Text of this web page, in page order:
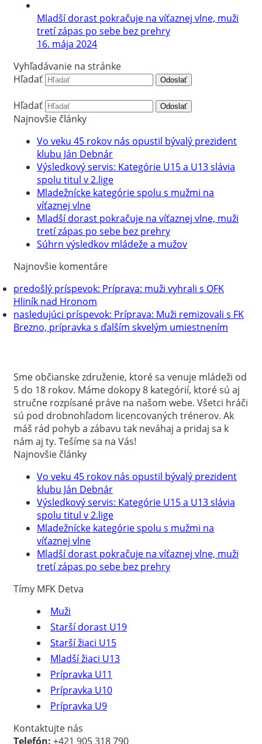
Mladší dorast pokračuje na víťaznej vlne, muži
tretí zápas po sebe bez prehry
16. mája 2024
Vyhľadávanie na stránke
Hľadať
Odoslať
Hľadať Odoslať
Najnovšie články
Vo veku 45 rokov nás opustil bývalý prezident
klubu Ján Debnár
Výsledkový servis: Kategórie U15 a U13 slávia
spolu titul v 2.lige
Mladežnícke kategórie spolu s mužmi na
víťaznej vlne
Mladší dorast pokračuje na víťaznej vlne, muži
tretí zápas po sebe bez prehry
Súhrn výsledkov mládeže a mužov
Najnovšie komentáre
predošlý príspevok: Príprava: muži vyhrali s OFK
Hliník nad Hronom
nasledujúci príspevok: Príprava: Muži remizovali s FK
Brezno, prípravka s ďalším skvelým umiestnením
Sme občianske združenie, ktoré sa venuje mládeži od
5 do 18 rokov. Máme dokopy 8 kategórií, ktoré sú aj
stručne rozpísané práve na našom webe. Všetci hráči
sú pod drobnohľadom licencovaných trénerov. Ak
máš rád pohyb a zábavu tak neváhaj a pridaj sa k
nám aj ty. Tešíme sa na Vás!
Najnovšie články
Vo veku 45 rokov nás opustil bývalý prezident
klubu Ján Debnár
Výsledkový servis: Kategórie U15 a U13 slávia
spolu titul v 2.lige
Mladežnícke kategórie spolu s mužmi na
víťaznej vlne
Mladší dorast pokračuje na víťaznej vlne, muži
tretí zápas po sebe bez prehry
Tímy MFK Detva
Muži
Starší dorast U19
Starší žiaci U15
Mladší žiaci U13
Prípravka U11
Prípravka U10
Prípravka U9
Kontaktujte nás
Telefón: +421 905 318 790